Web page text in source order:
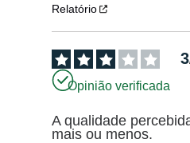
Relatório
3
Opinião verificada
A qualidade
mais ou menos.